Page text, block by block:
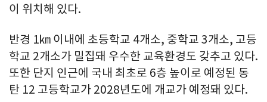
이 위치해 있다.
반경 1㎞ 이내에 초등학교 4개소, 중학교 3개소, 고등
학교 2개소가 밀집돼 우수한 교육환경도 갖추고 있다.
또한 단지 인근에 국내 최초로 6층 높이로 예정된 동
탄 12 고등학교가 2028년도에 개교가 예정돼 있다.